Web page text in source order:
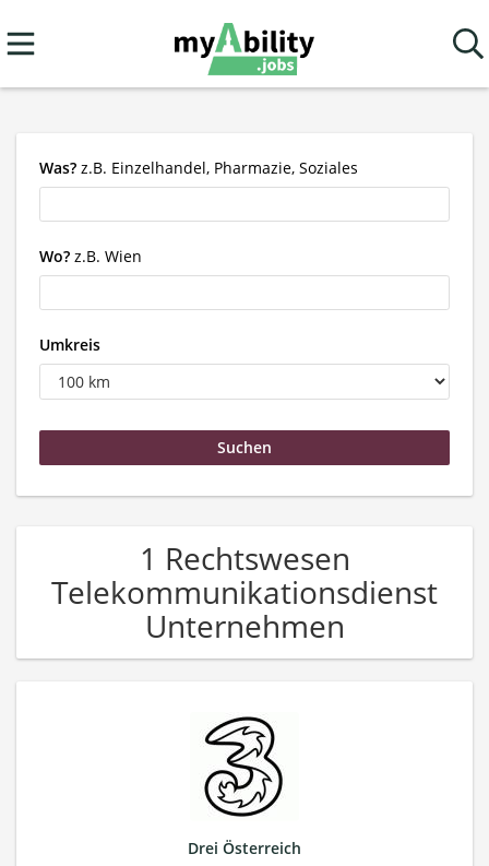
Was? z.B. Einzelhandel, Pharmazie, Soziales
Wo? z.B. Wien
Umkreis
1 Rechtswesen
Telekommunikationsdienst
Unternehmen
Drei Österreich